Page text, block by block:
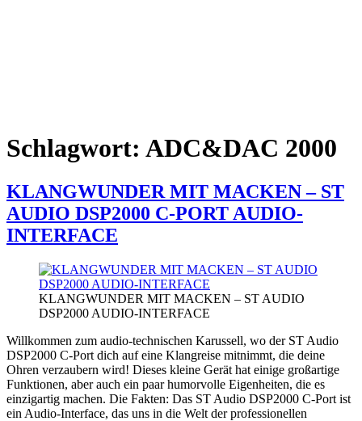
Schlagwort: ADC&DAC 2000
KLANGWUNDER MIT MACKEN – ST
AUDIO DSP2000 C-PORT AUDIO-
INTERFACE
KLANGWUNDER MIT MACKEN – ST AUDIO
DSP2000 AUDIO-INTERFACE
Willkommen zum audio-technischen Karussell, wo der ST Audio
DSP2000 C-Port dich auf eine Klangreise mitnimmt, die deine
Ohren verzaubern wird! Dieses kleine Gerät hat einige großartige
Funktionen, aber auch ein paar humorvolle Eigenheiten, die es
einzigartig machen. Die Fakten: Das ST Audio DSP2000 C-Port ist
ein Audio-Interface, das uns in die Welt der professionellen